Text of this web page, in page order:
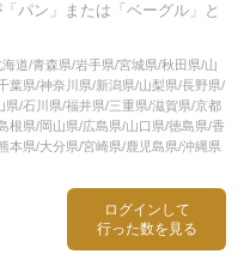
ログインして
行った数を見る
パン」または「ベーグル」と
道/青森県/岩手県/宮城県/秋田県/山
葉県/神奈川県/新潟県/山梨県/長野県/
/石川県/福井県/三重県/滋賀県/京都
根県/岡山県/広島県/山口県/徳島県/香
本県/大分県/宮崎県/鹿児島県/沖縄県